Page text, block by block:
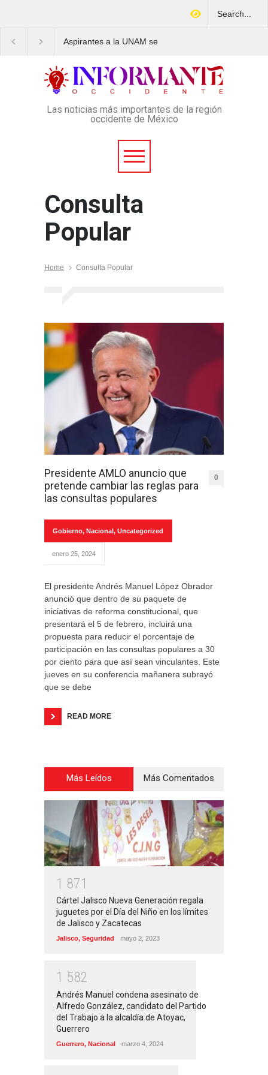
Aspirantes a la UNAM se
de admisión: ¿Cuál será el
lugar y horario de la
protesta?
Montenegro
Las noticias más importantes de la región
occidente de México
Consulta
Popular
Home Consulta Popular
Presidente AMLO anuncio que
pretende cambiar las reglas para
las consultas populares
0
Gobierno, Nacional, Uncategorized
enero 25, 2024
El presidente Andrés Manuel López Obrador
anunció que dentro de su paquete de
iniciativas de reforma constitucional, que
presentará el 5 de febrero, incluirá una
propuesta para reducir el porcentaje de
participación en las consultas populares a 30
por ciento para que así sean vinculantes. Este
jueves en su conferencia mañanera subrayó
que se debe
READ MORE
Más Leídos Más Comentados
1 871
Cártel Jalisco Nueva Generación regala
juguetes por el Día del Niño en los límites
de Jalisco y Zacatecas
Jalisco, Seguridad mayo 2, 2023
1 582
Andrés Manuel condena asesinato de
Alfredo González, candidato del Partido
del Trabajo a la alcaldía de Atoyac,
Guerrero
Guerrero, Nacional marzo 4, 2024